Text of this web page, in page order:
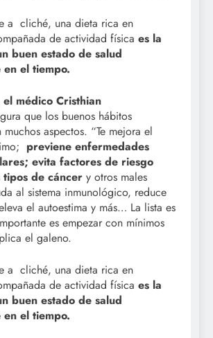
a cliché, una dieta rica en
de actividad física es la
buen estado de salud
el tiempo.
médico Cristhian
que los buenos hábitos
aspectos. “Te mejora el
previene enfermedades
evita factores de riesgo
de cáncer y otros males
al sistema inmunológico, reduce
el autoestima y más… La lista es
es empezar con mínimos
el galeno.
a cliché, una dieta rica en
de actividad física es la
buen estado de salud
el tiempo.